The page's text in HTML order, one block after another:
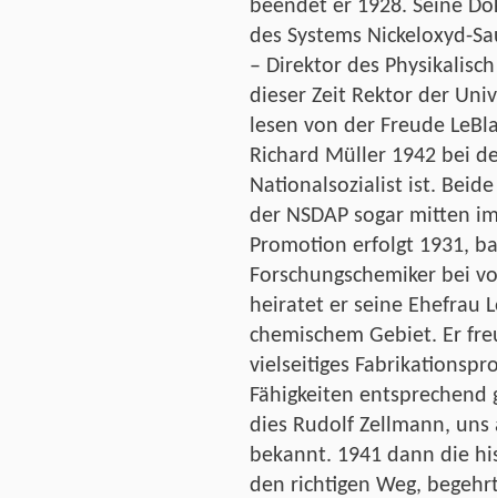
beendet er 1928. Seine
des Systems Nickeloxyd-
– Direktor des
dieser Zeit Rektor der
lesen von der Freude
Richard Müller 1942 bei
Nationalsozialist ist.
der NSDAP sogar mitten
Promotion erfolgt 1931,
Forschungschemiker bei
heiratet er seine Ehefrau
chemischem Gebiet. Er
vielseitiges
Fähigkeiten
dies Rudolf Zellmann,
bekannt. 1941 dann die
den richtigen Weg,